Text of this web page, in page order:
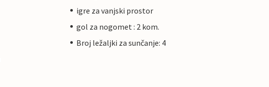
igre za vanjski prostor
gol za nogomet : 2 kom.
Broj ležaljki za sunčanje: 4